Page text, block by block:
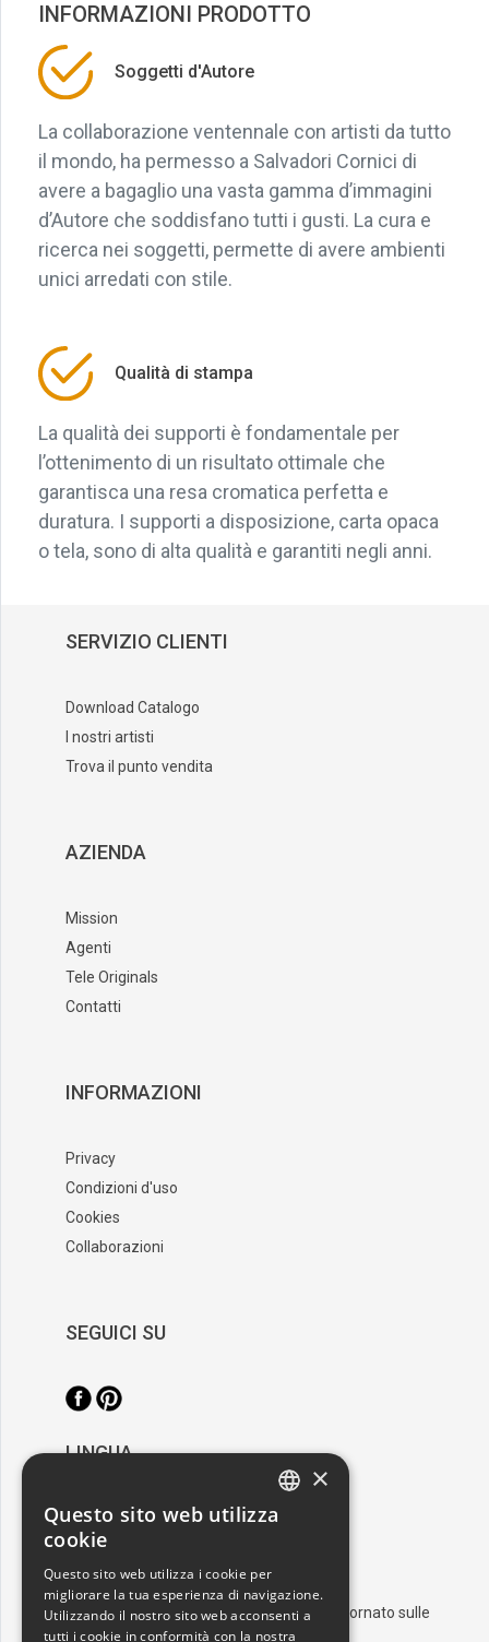
INFORMAZIONI PRODOTTO
Soggetti d'Autore
La collaborazione ventennale con artisti da tutto
il mondo, ha permesso a Salvadori Cornici di
avere a bagaglio una vasta gamma d’immagini
d’Autore che soddisfano tutti i gusti. La cura e
ricerca nei soggetti, permette di avere ambienti
unici arredati con stile.
Qualità di stampa
La qualità dei supporti è fondamentale per
l’ottenimento di un risultato ottimale che
garantisca una resa cromatica perfetta e
duratura. I supporti a disposizione, carta opaca
o tela, sono di alta qualità e garantiti negli anni.
SERVIZIO CLIENTI
Download Catalogo
I nostri artisti
Trova il punto vendita
AZIENDA
Mission
Agenti
Tele Originals
Contatti
INFORMAZIONI
Privacy
Condizioni d'uso
Cookies
Collaborazioni
SEGUICI SU
LINGUA
Iscriviti alla nostra newsletter e resta aggiornato sulle
ultime novità nel mondo dell'arte
×
Questo sito web utilizza
cookie
Questo sito web utilizza i cookie per
migliorare la tua esperienza di navigazione.
Utilizzando il nostro sito web acconsenti a
tutti i cookie in conformità con la nostra